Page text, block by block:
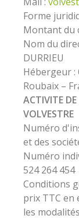
Forme
Montant du
Nom du
DURRIEU
Hébergeur :
Roubaix –
ACTIVITE DE
VOLVESTRE
Numéro
et des
Numéro
524 264 454
Conditions
prix TTC en
les